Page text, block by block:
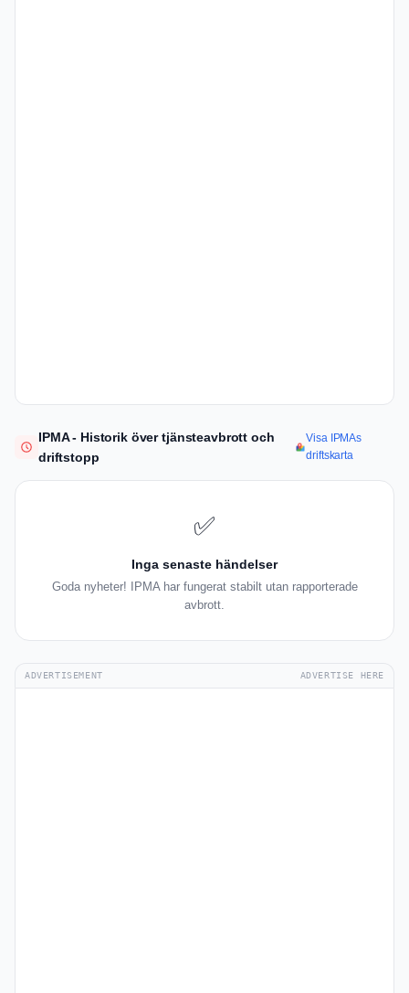
IPMA - Historik över tjänsteavbrott och
driftstopp
Visa IPMAs
driftskarta
✅
Inga senaste händelser
Goda nyheter! IPMA har fungerat stabilt utan rapporterade
avbrott.
ADVERTISEMENT ADVERTISE HERE